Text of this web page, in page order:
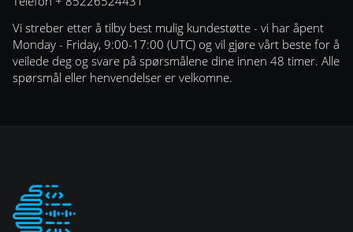
Vi streber etter å tilby best mulig kundestøtte - vi har åpent
Monday - Friday, 9:00-17:00 (UTC) og vil gjøre vårt beste for å
veilede deg og svare på spørsmålene dine innen 48 timer. Alle
spørsmål eller henvendelser er velkomne.